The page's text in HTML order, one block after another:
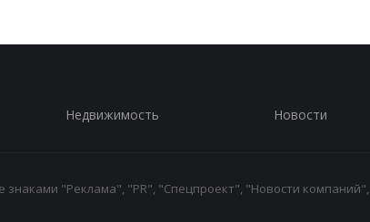
Недвижимость Новости
"Реклама", "PR", "Спецпроект", "Новости